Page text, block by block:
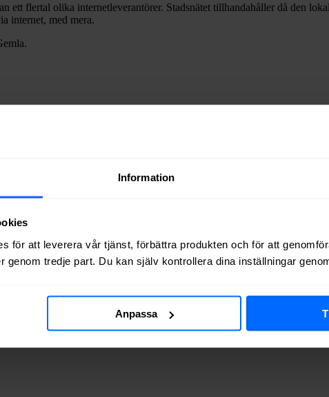
Information
för att leverera vår tjänst, förbättra produkten och för att
genom tredje part. Du kan själv kontrollera dina inställningar
Anpassa
ett flertal olika internetleverantörer. Stadsnätet tillhandahåller då den
internet, med mera.
.
fiber till en bostad eller lokal i
kabel-TV (via koaxialkabel) i Gemla.
vi testat finns de tillgängliga? Tabellen nedan visar hur ofta